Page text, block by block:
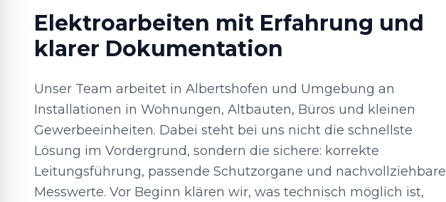
Elektroarbeiten mit Erfahrung und
klarer Dokumentation
Unser Team arbeitet in Albertshofen und Umgebung an
Installationen in Wohnungen, Altbauten, Büros und kleinen
Gewerbeeinheiten. Dabei steht bei uns nicht die schnellste
Lösung im Vordergrund, sondern die sichere: korrekte
Leitungsführung, passende Schutzorgane und nachvollziehbare
Messwerte. Vor Beginn klären wir, was technisch möglich ist,